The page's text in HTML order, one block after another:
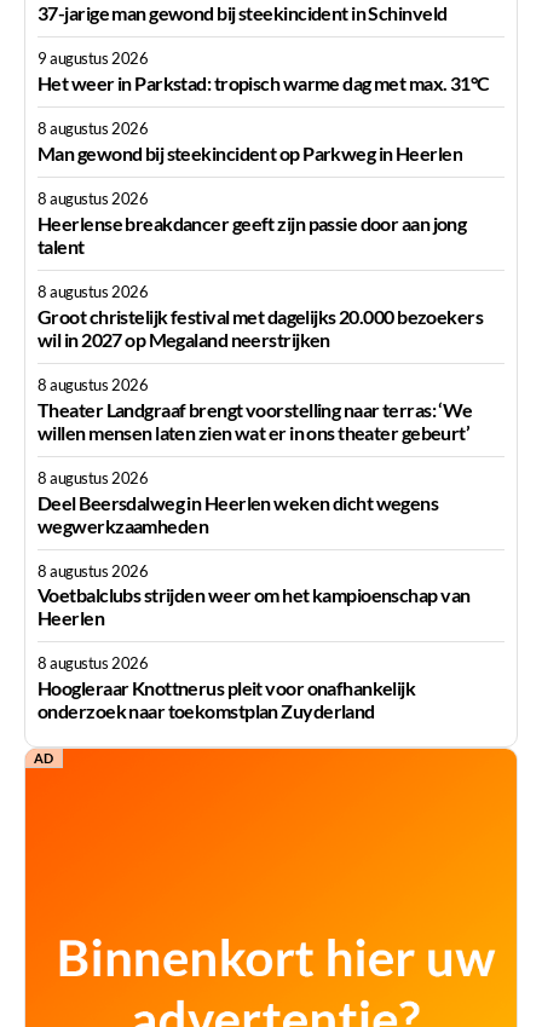
37-jarige man gewond bij steekincident in Schinveld
9 augustus 2026
Het weer in Parkstad: tropisch warme dag met max. 31°C
8 augustus 2026
Man gewond bij steekincident op Parkweg in Heerlen
8 augustus 2026
Heerlense breakdancer geeft zijn passie door aan jong
talent
8 augustus 2026
Groot christelijk festival met dagelijks 20.000 bezoekers
wil in 2027 op Megaland neerstrijken
8 augustus 2026
Theater Landgraaf brengt voorstelling naar terras: ‘We
willen mensen laten zien wat er in ons theater gebeurt’
8 augustus 2026
Deel Beersdalweg in Heerlen weken dicht wegens
wegwerkzaamheden
8 augustus 2026
Voetbalclubs strijden weer om het kampioenschap van
Heerlen
8 augustus 2026
Hoogleraar Knottnerus pleit voor onafhankelijk
onderzoek naar toekomstplan Zuyderland
AD